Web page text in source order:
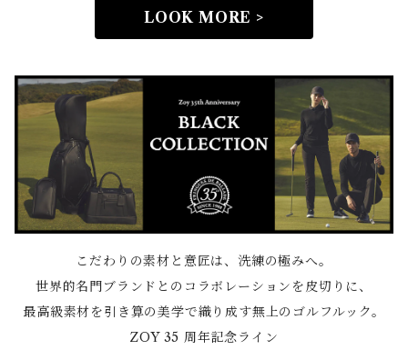
LOOK MORE >
こだわりの素材と意匠は、洗練の極みへ。
世界的名門ブランドとのコラボレーションを皮切りに、
最高級素材を引き算の美学で織り成す無上のゴルフルック。
ZOY 35 周年記念ライン